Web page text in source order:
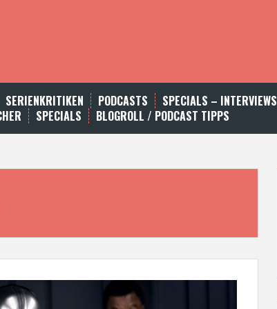
SERIENKRITIKEN PODCASTS SPECIALS – INTERVIEWS
SPECIALS BLOGROLL / PODCAST TIPPS